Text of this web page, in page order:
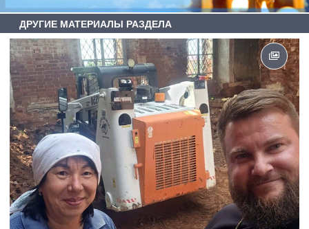
ДРУГИЕ МАТЕРИАЛЫ РАЗДЕЛА